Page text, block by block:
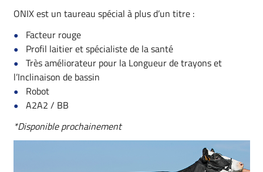
ONIX est un taureau spécial à plus d’un titre :
Facteur rouge
Profil laitier et spécialiste de la santé
Très améliorateur pour la Longueur de trayons et
l’Inclinaison de bassin
Robot
A2A2 / BB
*Disponible prochainement